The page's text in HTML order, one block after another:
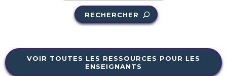
RECHERCHER
VOIR TOUTES LES RESSOURCES POUR LES
ENSEIGNANTS